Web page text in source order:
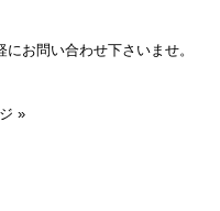
お問い合わせ下さいませ。
»